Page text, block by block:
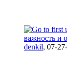
важность и
denkil, 07-